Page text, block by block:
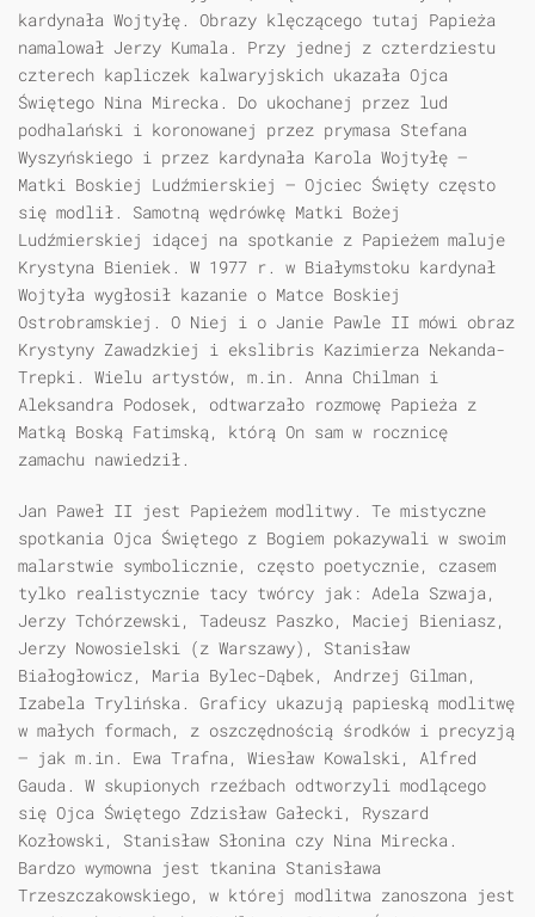
kardynała Wojtyłę. Obrazy klęczącego tutaj Papieża
namalował Jerzy Kumala. Przy jednej z czterdziestu
czterech kapliczek kalwaryjskich ukazała Ojca
Świętego Nina Mirecka. Do ukochanej przez lud
podhalański i koronowanej przez prymasa Stefana
Wyszyńskiego i przez kardynała Karola Wojtyłę —
Matki Boskiej Ludźmierskiej — Ojciec Święty często
się modlił. Samotną wędrówkę Matki Bożej
Ludźmierskiej idącej na spotkanie z Papieżem maluje
Krystyna Bieniek. W 1977 r. w Białymstoku kardynał
Wojtyła wygłosił kazanie o Matce Boskiej
Ostrobramskiej. O Niej i o Janie Pawle II mówi obraz
Krystyny Zawadzkiej i ekslibris Kazimierza Nekanda-
Trepki. Wielu artystów, m.in. Anna Chilman i
Aleksandra Podosek, odtwarzało rozmowę Papieża z
Matką Boską Fatimską, którą On sam w rocznicę
zamachu nawiedził.
Jan Paweł II jest Papieżem modlitwy. Te mistyczne
spotkania Ojca Świętego z Bogiem pokazywali w swoim
malarstwie symbolicznie, często poetycznie, czasem
tylko realistycznie tacy twórcy jak: Adela Szwaja,
Jerzy Tchórzewski, Tadeusz Paszko, Maciej Bieniasz,
Jerzy Nowosielski (z Warszawy), Stanisław
Białogłowicz, Maria Bylec-Dąbek, Andrzej Gilman,
Izabela Trylińska. Graficy ukazują papieską modlitwę
w małych formach, z oszczędnością środków i precyzją
— jak m.in. Ewa Trafna, Wiesław Kowalski, Alfred
Gauda. W skupionych rzeźbach odtworzyli modlącego
się Ojca Świętego Zdzisław Gałecki, Ryszard
Kozłowski, Stanisław Słonina czy Nina Mirecka.
Bardzo wymowna jest tkanina Stanisława
Trzeszczakowskiego, w której modlitwa zanoszona jest